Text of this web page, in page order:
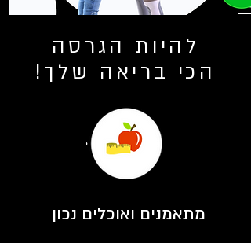
להיות הגרסה
הכי בריאה שלך!
מתאמנים ואוכלים נכון